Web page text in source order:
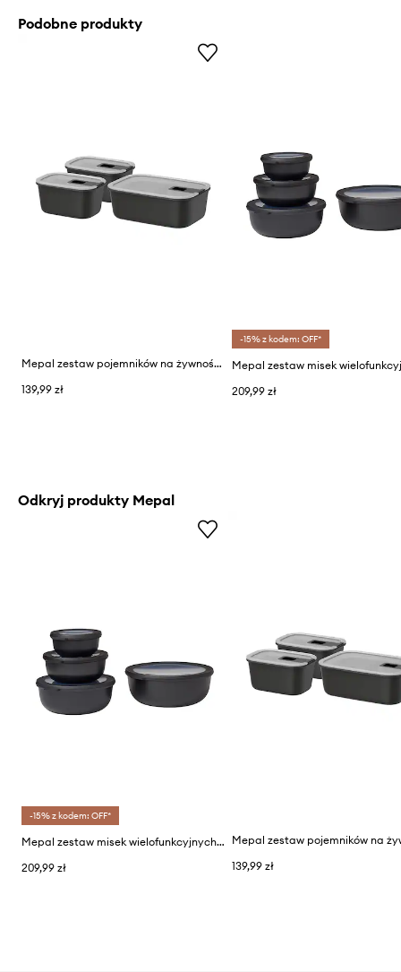
Podobne produkty
Mepal zestaw pojemników na żywność z tworzywa sztucznego
139,99 zł
-15% z kodem: OFF*
209,99 zł
Odkryj produkty Mepal
-15% z kodem: OFF*
Mepal zestaw misek wielofunkcyjnych Cirqula 0,35/0,75/1,25/2,25L (4-pack)
209,99 zł
139,99 zł